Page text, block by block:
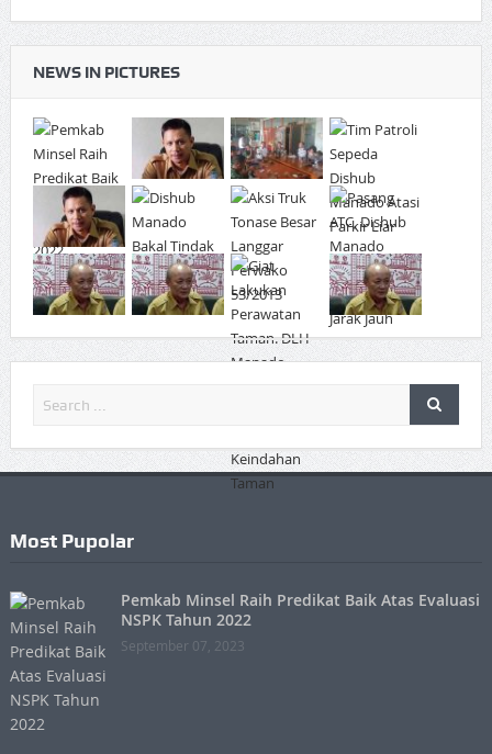
NEWS IN PICTURES
Most Pupolar
Pemkab Minsel Raih Predikat Baik Atas Evaluasi
NSPK Tahun 2022
September 07, 2023